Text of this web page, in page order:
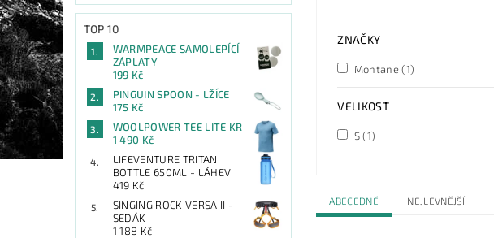
TOP 10
WARMPEACE SAMOLEPÍCÍ
ZÁPLATY
199 Kč
PINGUIN SPOON - LŽÍCE
175 Kč
WOOLPOWER TEE LITE KR
1 490 Kč
LIFEVENTURE TRITAN
BOTTLE 650ML - LÁHEV
419 Kč
SINGING ROCK VERSA II -
SEDÁK
1 188 Kč
ZNAČKY
Montane(1)
VELIKOST
S(1)
ABECEDNĚ NEJLEVNĚJŠÍ